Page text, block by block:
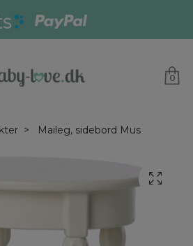
0
Maileg, sidebord Mus